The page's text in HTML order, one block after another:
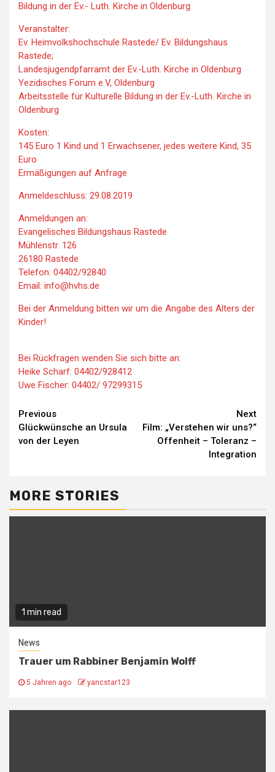
Bildung in der Ev.- Luth. Kirche in Oldenburg
Veranstalter:
Ev. Heimvolkshochschule Rastede/ Ev. Bildungshaus
Rastede;
Landesjugendpfarramt der Ev.-Luth. Kirche in Oldenburg
Yezidisches Forum e.V, Oldenburg
Arbeitsstelle für Kulturelle Bildung in der Ev.-Luth. Kirche in
Oldenburg
Kosten:
145 Euro 1 Kind und 1 Erwachsener, jedes weitere Kind, 35
Euro
Ermäßigungen auf Anfrage
Anmeldeschluss: 29.08.2019
Anmeldungen an:
Evangelisches Bildungshaus Rastede
Mühlenstr. 126
26180 Rastede
Telefon: 04402/92840
Email: info@hvhs.de
Bei der Anmeldung bitten wir um die Angabe des Alters der
Kinder!
Bei Rückfragen wenden Sie sich bitte an:
Heike Scharf: 04402/928412
Uwe Fischer: 04402/ 97299315
Continue
Reading
Previous
Glückwünsche an Ursula
von der Leyen
Next
Film: „Verstehen wir uns?“
Offenheit – Toleranz –
Integration
MORE STORIES
1 min read
News
Trauer um Rabbiner Benjamin Wolff
5 Jahren ago yancstar123